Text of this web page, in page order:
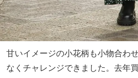
甘いイメージの小花柄も小物合わ
なくチャレンジできました。去年